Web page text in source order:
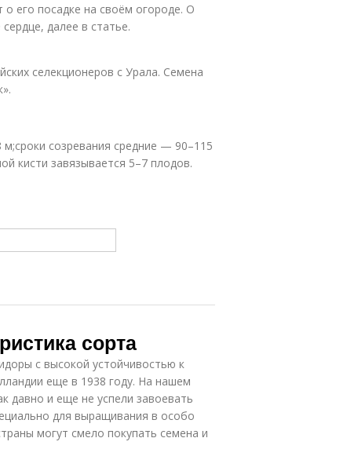
его посадке на своём огороде. О
далее в статье.
селекционеров с Урала. Семена
созревания средние — 90–115
кисти завязывается 5–7 плодов.
сорта
с высокой устойчивостью к
еще в 1938 году. На нашем
давно и еще не успели завоевать
для выращивания в особо
могут смело покупать семена и